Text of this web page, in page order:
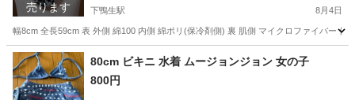
売ります 下鴨生駅 8月4日
幅8cm 全長59cm 表 外側 綿100 内側 綿ポリ(保冷剤側) 裏 肌側 マイクロファイバー
福岡 嘉麻市 下鴨生駅 その他 保冷剤
80cm ビキニ 水着 ムージョンジョン 女の子
800円